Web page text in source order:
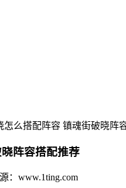
怎么搭配阵容 镇魂街破晓阵
阵容搭配推荐
：www.1ting.com